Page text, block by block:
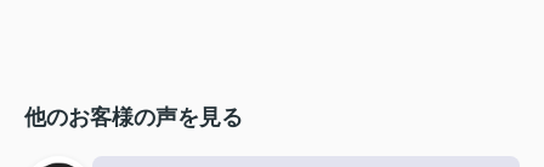
他のお客様の声を見る